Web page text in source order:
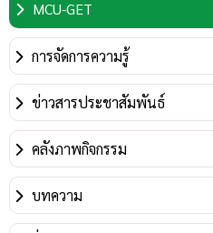
MCU-GET
การจัดการความรู้
ข่าวสารประชาสัมพันธ์
คลังภาพกิจกรรม
บทความ